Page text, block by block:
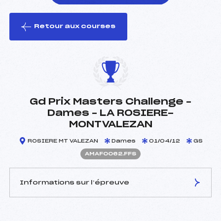
le ski
Retour aux courses
Gd Prix Masters Challenge –
Dames – LA ROSIERE-
MONTVALEZAN
ROSIERE MT VALEZAN Dames 01/04/12 GS
AMAF0062.FFS
Informations sur l’épreuve